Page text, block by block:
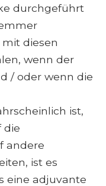
durchgeführt
diesen
wenn der
/ oder wenn die
ist,
die
andere
ist es
eine adjuvante